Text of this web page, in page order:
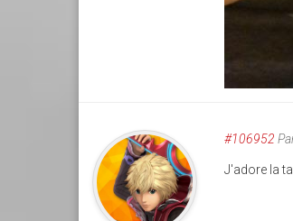
#106952
J'adore la